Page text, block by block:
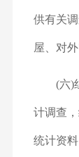
供有关
屋、对
(六)
计调查
统计资